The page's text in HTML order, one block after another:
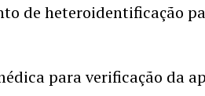
de heteroidentificação
para verificação da